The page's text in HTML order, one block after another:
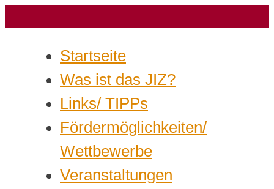
Startseite
Was ist das JIZ?
Links/ TIPPs
Fördermöglichkeiten/
Wettbewerbe
Veranstaltungen